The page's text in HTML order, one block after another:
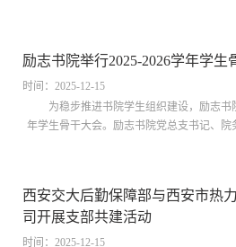
表的交大创始人群像雕塑与“兴学强国”校训
通大学诞生的时代背景”展开讨论，认为建
先兴学”的远见与党的初心...
励志书院举行2025-2026学年学生
时间：2025-12-15
为稳步推进书院学生组织建设，励志书
年学生骨干大会。励志书院党总支书记、
班长参加。会议宣读了《关于同意中共西安
会补选委员的批复》《关于任命2025-2026
门委员会骨干...
西安交大后勤保障部与西安市热
司开展支部共建活动
时间：2025-12-15